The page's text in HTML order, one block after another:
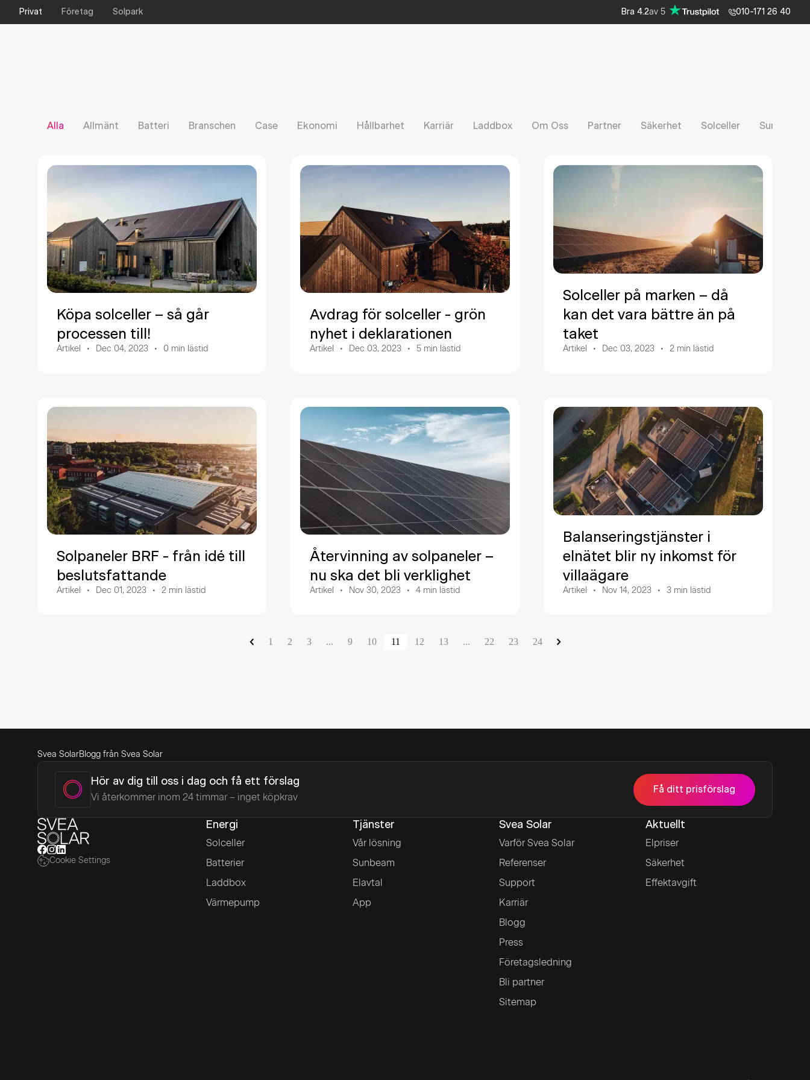
Privat Företag Solpark Bra 4.2av 5 010-171 26 40
Alla Allmänt Batteri Branschen Case Ekonomi Hållbarhet Karriär Laddbox Om Oss Partner Säkerhet Solceller Sunbeam
Köpa solceller – så går
processen till!
Artikel Dec 04, 2023 0 min lästid
Avdrag för solceller - grön
nyhet i deklarationen
Artikel Dec 03, 2023 5 min lästid
Solceller på marken – då
kan det vara bättre än på
taket
Artikel Dec 03, 2023 2 min lästid
Solpaneler BRF - från idé till
beslutsfattande
Artikel Dec 01, 2023 2 min lästid
Återvinning av solpaneler –
nu ska det bli verklighet
Artikel Nov 30, 2023 4 min lästid
Balanseringstjänster i
elnätet blir ny inkomst för
villaägare
Artikel Nov 14, 2023 3 min lästid
1 2 3 ... 9 10 11 12 13 ... 22 23 24
Svea SolarBlogg från Svea Solar
Hör av dig till oss i dag och få ett förslag
Vi återkommer inom 24 timmar – inget köpkrav
Få ditt prisförslag
Cookie Settings
Energi
Solceller
Batterier
Laddbox
Värmepump
Tjänster
Vår lösning
Sunbeam
Elavtal
App
Svea Solar
Varför Svea Solar
Referenser
Support
Karriär
Blogg
Press
Företagsledning
Bli partner
Sitemap
Aktuellt
Elpriser
Säkerhet
Effektavgift